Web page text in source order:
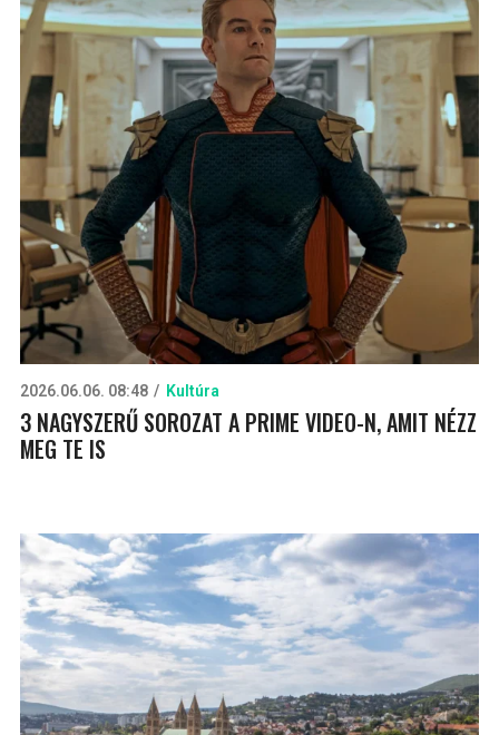
2026.06.06. 08:48 Kultúra
3 NAGYSZERŰ SOROZAT A PRIME VIDEO-N, AMIT NÉZZ
MEG TE IS